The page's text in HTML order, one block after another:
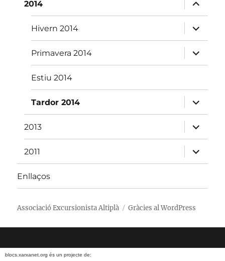
2014
el
menú
fill
Hivern 2014
amplia
el
menú
fill
Primavera 2014
amplia
el
menú
Estiu 2014
Tardor 2014
amplia
el
menú
fill
2013
amplia
el
menú
fill
2011
amplia
el
menú
Enllaços
Associació Excursionista Altiplà Gràcies al WordPress
blocs.xarxanet.org és un projecte de: